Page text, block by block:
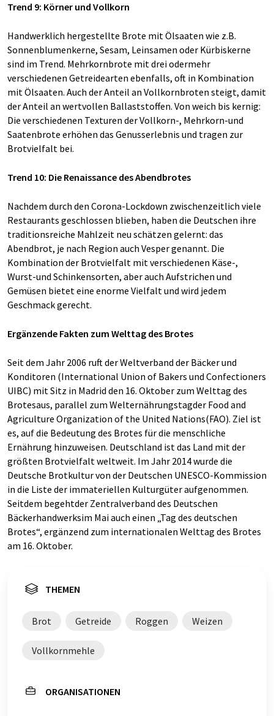
Trend 9: Körner und Vollkorn
Handwerklich hergestellte Brote mit Ölsaaten wie z.B.
Sonnenblumenkerne, Sesam, Leinsamen oder Kürbiskerne
sind im Trend. Mehrkornbrote mit drei odermehr
verschiedenen Getreidearten ebenfalls, oft in Kombination
mit Ölsaaten. Auch der Anteil an Vollkornbroten steigt, damit
der Anteil an wertvollen Ballaststoffen. Von weich bis kernig:
Die verschiedenen Texturen der Vollkorn-, Mehrkorn-und
Saatenbrote erhöhen das Genusserlebnis und tragen zur
Brotvielfalt bei.
Trend 10: Die Renaissance des Abendbrotes
Nachdem durch den Corona-Lockdown zwischenzeitlich viele
Restaurants geschlossen blieben, haben die Deutschen ihre
traditionsreiche Mahlzeit neu schätzen gelernt: das
Abendbrot, je nach Region auch Vesper genannt. Die
Kombination der Brotvielfalt mit verschiedenen Käse-,
Wurst-und Schinkensorten, aber auch Aufstrichen und
Gemüsen bietet eine enorme Vielfalt und wird jedem
Geschmack gerecht.
Ergänzende Fakten zum Welttag des Brotes
Seit dem Jahr 2006 ruft der Weltverband der Bäcker und
Konditoren (International Union of Bakers und Confectioners
UIBC) mit Sitz in Madrid den 16. Oktober zum Welttag des
Brotesaus, parallel zum Welternährungstagder Food and
Agriculture Organization of the United Nations(FAO). Ziel ist
es, auf die Bedeutung des Brotes für die menschliche
Ernährung hinzuweisen. Deutschland ist das Land mit der
größten Brotvielfalt weltweit. Im Jahr 2014 wurde die
Deutsche Brotkultur von der Deutschen UNESCO-Kommission
in die Liste der immateriellen Kulturgüter aufgenommen.
Seitdem begehtder Zentralverband des Deutschen
Bäckerhandwerksim Mai auch einen „Tag des deutschen
Brotes“, ergänzend zum internationalen Welttag des Brotes
am 16. Oktober.
THEMEN
Brot Getreide Roggen Weizen
Vollkornmehle
ORGANISATIONEN